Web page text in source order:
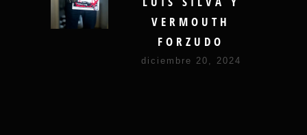
VERMOUTH
FORZUDO
diciembre 20, 2024